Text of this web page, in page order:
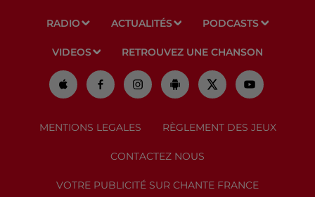
RADIO ACTUALITÉS PODCASTS
VIDEOS RETROUVEZ UNE CHANSON
MENTIONS LEGALES RÈGLEMENT DES JEUX
CONTACTEZ NOUS
VOTRE PUBLICITÉ SUR CHANTE FRANCE